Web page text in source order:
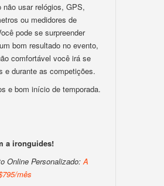
não usar relógios, GPS,
ou medidores de
pode se surpreender
bom resultado no evento,
comfortável você irá se
e durante as competições.
e bom início de temporada.
a ironguides!
Online Personalizado:A
mês